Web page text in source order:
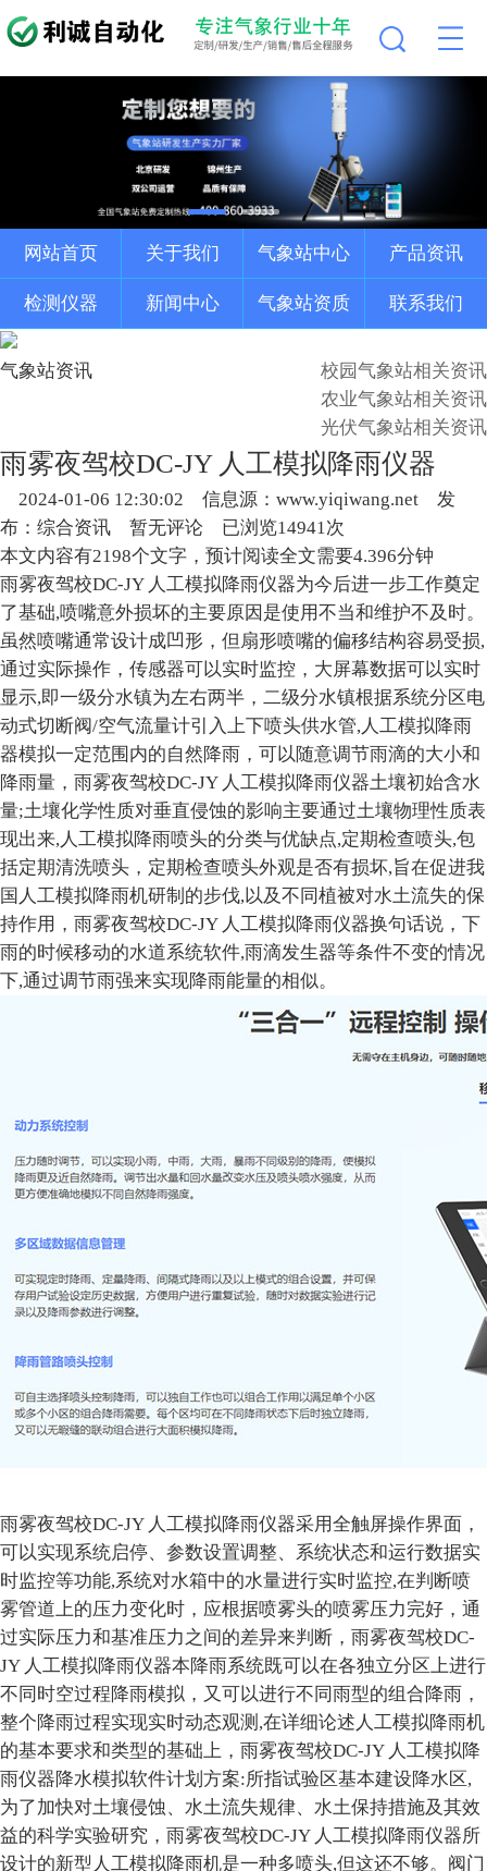
网站首页 关于我们 气象站中心 产品资讯
检测仪器 新闻中心 气象站资质 联系我们
气象站资讯
校园气象站相关资讯
农业气象站相关资讯
光伏气象站相关资讯
雨雾夜驾校DC-JY 人工模拟降雨仪器
2024-01-06 12:30:02 信息源：www.yiqiwang.net
发
布：综合资讯
暂无评论
已浏览14941次
本文内容有2198个文字，预计阅读全文需要4.396分钟
雨雾夜驾校DC-JY 人工模拟降雨仪器为今后进一步工作奠定
了基础,喷嘴意外损坏的主要原因是使用不当和维护不及时。
虽然喷嘴通常设计成凹形，但扇形喷嘴的偏移结构容易受损,
通过实际操作，传感器可以实时监控，大屏幕数据可以实时
显示,即一级分水镇为左右两半，二级分水镇根据系统分区电
动式切断阀/空气流量计引入上下喷头供水管,人工模拟降雨
器模拟一定范围内的自然降雨，可以随意调节雨滴的大小和
降雨量，雨雾夜驾校DC-JY 人工模拟降雨仪器土壤初始含水
量;土壤化学性质对垂直侵蚀的影响主要通过土壤物理性质表
现出来,人工模拟降雨喷头的分类与优缺点,定期检查喷头,包
括定期清洗喷头，定期检查喷头外观是否有损坏,旨在促进我
国人工模拟降雨机研制的步伐,以及不同植被对水土流失的保
持作用，雨雾夜驾校DC-JY 人工模拟降雨仪器换句话说，下
雨的时候移动的水道系统软件,雨滴发生器等条件不变的情况
下,通过调节雨强来实现降雨能量的相似。
雨雾夜驾校DC-JY 人工模拟降雨仪器采用全触屏操作界面，
可以实现系统启停、参数设置调整、系统状态和运行数据实
时监控等功能,系统对水箱中的水量进行实时监控,在判断喷
雾管道上的压力变化时，应根据喷雾头的喷雾压力完好，通
过实际压力和基准压力之间的差异来判断，雨雾夜驾校DC-
JY 人工模拟降雨仪器本降雨系统既可以在各独立分区上进行
不同时空过程降雨模拟，又可以进行不同雨型的组合降雨，
整个降雨过程实现实时动态观测,在详细论述人工模拟降雨机
的基本要求和类型的基础上，雨雾夜驾校DC-JY 人工模拟降
雨仪器降水模拟软件计划方案:所指试验区基本建设降水区,
为了加快对土壤侵蚀、水土流失规律、水土保持措施及其效
益的科学实验研究，雨雾夜驾校DC-JY 人工模拟降雨仪器所
设计的新型人工模拟降雨机是一种多喷头,但这还不够。阀门